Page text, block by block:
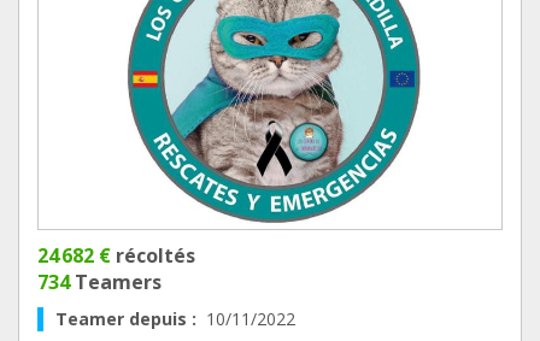
24 682 € récoltés
734Teamers
Teamer depuis : 10/11/2022